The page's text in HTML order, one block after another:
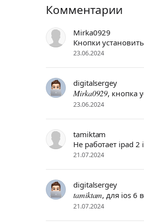
Комментарии
Mirka0929
Кнопки
23.06.2024
digitalsergey
Mirka0929, кнопка
23.06.2024
tamiktam
Не работает ipad 2
21.07.2024
digitalsergey
tamiktam, для ios 6
21.07.2024